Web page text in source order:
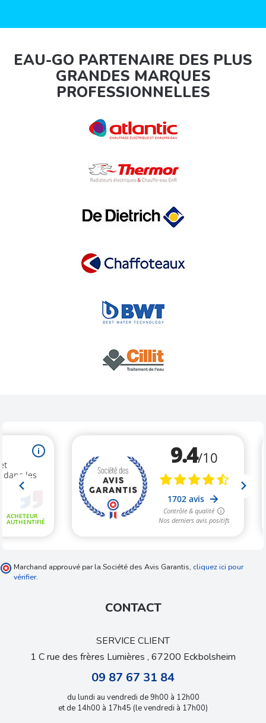
EAU-GO PARTENAIRE DES PLUS
GRANDES MARQUES
PROFESSIONNELLES
Marchand approuvé par la Société des Avis Garantis, cliquez ici pour
vérifier.
CONTACT
SERVICE CLIENT
1 C rue des frères Lumières , 67200 Eckbolsheim
09 87 67 31 84
du lundi au vendredi de 9h00 à 12h00
et de 14h00 à 17h45 (le vendredi à 17h00)